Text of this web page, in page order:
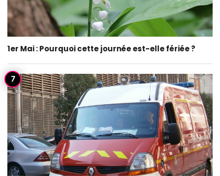
1er Mai : Pourquoi cette journée est-elle fériée ?